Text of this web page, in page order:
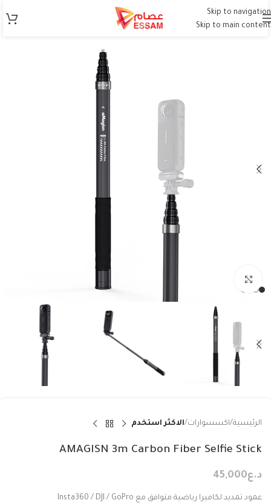
Skip to navigation
Skip to main content
الرئيسية اكسسوارات الاكثر استخدم
AMAGISN 3m Carbon Fiber Selfie Stick
د.ع45,000
عمود تمديد لكاميرا رياضية متوافق مع Insta360 / DJI / GoPro